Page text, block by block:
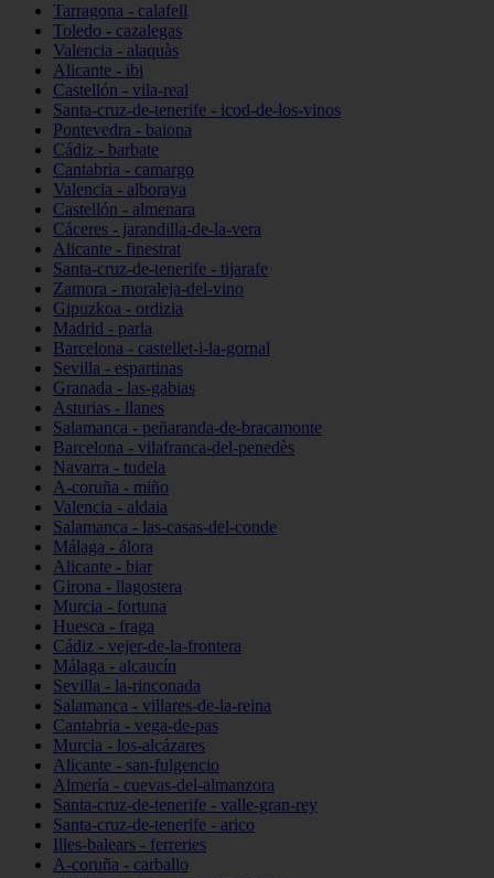
Tarragona - calafell
Toledo - cazalegas
Valencia - alaquàs
Alicante - ibi
Castellón - vila-real
Santa-cruz-de-tenerife - icod-de-los-vinos
Pontevedra - baiona
Cádiz - barbate
Cantabria - camargo
Valencia - alboraya
Castellón - almenara
Cáceres - jarandilla-de-la-vera
Alicante - finestrat
Santa-cruz-de-tenerife - tijarafe
Zamora - moraleja-del-vino
Gipuzkoa - ordizia
Madrid - parla
Barcelona - castellet-i-la-gornal
Sevilla - espartinas
Granada - las-gabias
Asturias - llanes
Salamanca - peñaranda-de-bracamonte
Barcelona - vilafranca-del-penedès
Navarra - tudela
A-coruña - miño
Valencia - aldaia
Salamanca - las-casas-del-conde
Málaga - álora
Alicante - biar
Girona - llagostera
Murcia - fortuna
Huesca - fraga
Cádiz - vejer-de-la-frontera
Málaga - alcaucín
Sevilla - la-rinconada
Salamanca - villares-de-la-reina
Cantabria - vega-de-pas
Murcia - los-alcázares
Alicante - san-fulgencio
Almería - cuevas-del-almanzora
Santa-cruz-de-tenerife - valle-gran-rey
Santa-cruz-de-tenerife - arico
Illes-balears - ferreries
A-coruña - carballo